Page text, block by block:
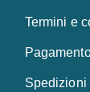
Termini e
Spedizioni